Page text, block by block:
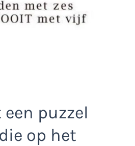
puzzel
op het